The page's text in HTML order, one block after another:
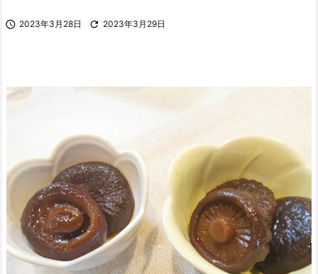
 2023年3月28日  2023年3月29日